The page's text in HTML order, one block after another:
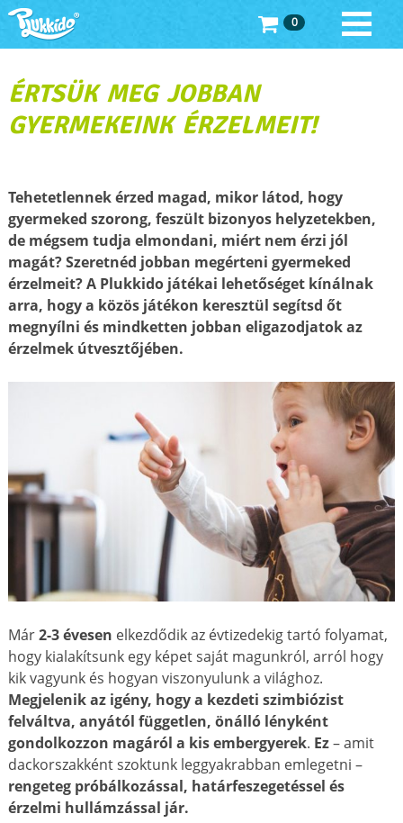
0
ÉRTSÜK MEG JOBBAN
GYERMEKEINK ÉRZELMEIT!
Tehetetlennek érzed magad, mikor látod, hogy
gyermeked szorong, feszült bizonyos helyzetekben,
de mégsem tudja elmondani, miért nem érzi jól
magát? Szeretnéd jobban megérteni gyermeked
érzelmeit? A Plukkido játékai lehetőséget kínálnak
arra, hogy a közös játékon keresztül segítsd őt
megnyílni és mindketten jobban eligazodjatok az
érzelmek útvesztőjében.
Már2-3 évesen elkezdődik az évtizedekig tartó folyamat,
hogy kialakítsunk egy képet saját magunkról, arról hogy
kik vagyunk és hogyan viszonyulunk a világhoz.
Megjelenik az igény, hogy a kezdeti szimbiózist
felváltva, anyától független, önálló lényként
gondolkozzon magáról a kis embergyerek. Ez– amit
dackorszakként szoktunk leggyakrabban emlegetni –
rengeteg próbálkozással, határfeszegetéssel és
érzelmi hullámzással jár.